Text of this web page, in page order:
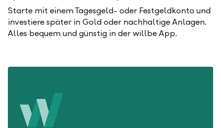
Starte mit einem Tagesgeld- oder Festgeldkonto und
investiere später in Gold oder nachhaltige Anlagen.
Alles bequem und günstig in der willbe App.